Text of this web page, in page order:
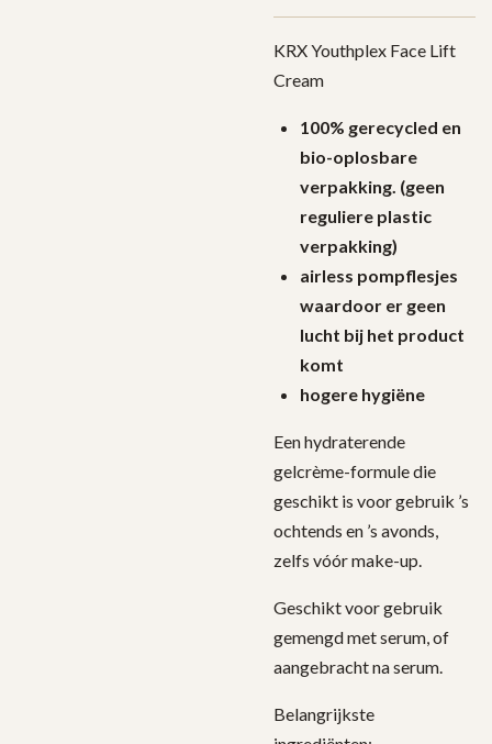
KRX Youthplex Face Lift
Cream
100% gerecycled en
bio-oplosbare
verpakking. (geen
reguliere plastic
verpakking)
airless pompflesjes
waardoor er geen
lucht bij het product
komt
hogere hygiëne
Een hydraterende
gelcrème-formule die
geschikt is voor gebruik ’s
ochtends en ’s avonds,
zelfs vóór make-up.
Geschikt voor gebruik
gemengd met serum, of
aangebracht na serum.
Belangrijkste